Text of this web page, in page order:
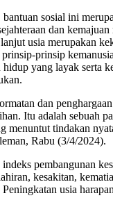
sosial ini
dan
usia merupakan
prinsip
yang layak serta
dan
Itu adalah sebuah
menuntut tindakan
Rabu (3/4/2024).
pembangunan
kesakitan,
usia